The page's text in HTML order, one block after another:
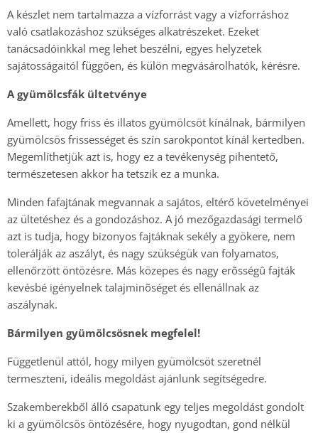
A készlet nem tartalmazza a vízforrást vagy a vízforráshoz
való csatlakozáshoz szükséges alkatrészeket. Ezeket
tanácsadóinkkal meg lehet beszélni, egyes helyzetek
sajátosságaitól függően, és külön megvásárolhatók, kérésre.
A gyümölcsfák ültetvénye
Amellett, hogy friss és illatos gyümölcsöt kínálnak, bármilyen
gyümölcsös frissességet és szín sarokpontot kínál kertedben.
Megemlíthetjük azt is, hogy ez a tevékenység pihentető,
természetesen akkor ha tetszik ez a munka.
Minden fafajtának megvannak a sajátos, eltérő követelményei
az ültetéshez és a gondozáshoz. A jó mezőgazdasági termelő
azt is tudja, hogy bizonyos fajtáknak sekély a gyökere, nem
tolerálják az aszályt, és nagy szükségük van folyamatos,
ellenőrzött öntözésre. Más közepes és nagy erõsségû fajták
kevésbé igényelnek talajminõséget és ellenállnak az
aszálynak.
Bármilyen gyümölcsösnek megfelel!
Függetlenül attól, hogy milyen gyümölcsöt szeretnél
termeszteni, ideális megoldást ajánlunk segítségedre.
Szakemberekből álló csapatunk egy teljes megoldást gondolt
ki a gyümölcsös öntözésére, hogy nyugodtan, gond nélkül